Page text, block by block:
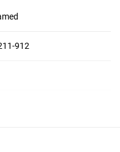
912